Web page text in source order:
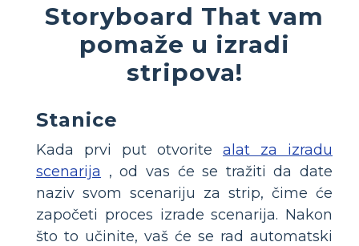
Storyboard That vam
pomaže u izradi
stripova!
Stanice
Kada prvi put otvorite alat za izradu
scenarija , od vas će se tražiti da date
naziv svom scenariju za strip, čime će
započeti proces izrade scenarija. Nakon
što to učinite, vaš će se rad automatski